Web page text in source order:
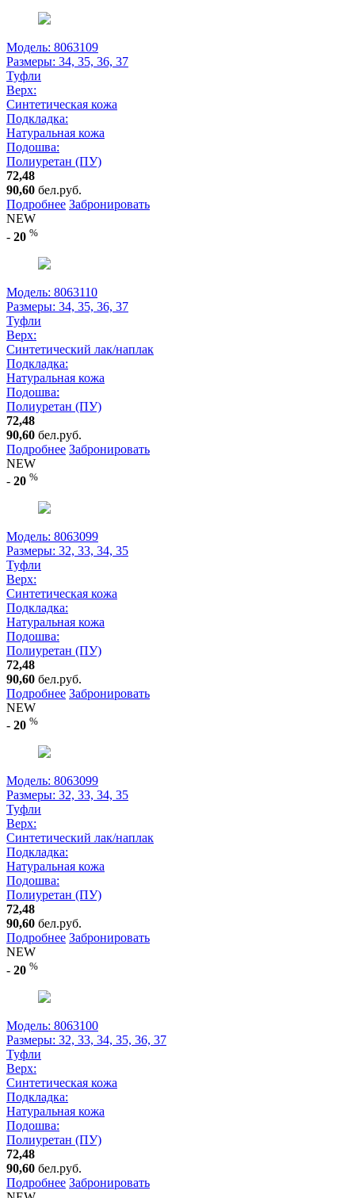
Модель: 8063109
Размеры: 34, 35, 36, 37
Туфли
Верх:
Синтетическая кожа
Подкладка:
Натуральная кожа
Подошва:
Полиуретан (ПУ)
72,48
90,60 бел.руб.
Подробнее Забронировать
NEW
- 20 %
Модель: 8063110
Размеры: 34, 35, 36, 37
Туфли
Верх:
Синтетический лак/наплак
Подкладка:
Натуральная кожа
Подошва:
Полиуретан (ПУ)
72,48
90,60 бел.руб.
Подробнее Забронировать
NEW
- 20 %
Модель: 8063099
Размеры: 32, 33, 34, 35
Туфли
Верх:
Синтетическая кожа
Подкладка:
Натуральная кожа
Подошва:
Полиуретан (ПУ)
72,48
90,60 бел.руб.
Подробнее Забронировать
NEW
- 20 %
Модель: 8063099
Размеры: 32, 33, 34, 35
Туфли
Верх:
Синтетический лак/наплак
Подкладка:
Натуральная кожа
Подошва:
Полиуретан (ПУ)
72,48
90,60 бел.руб.
Подробнее Забронировать
NEW
- 20 %
Модель: 8063100
Размеры: 32, 33, 34, 35, 36, 37
Туфли
Верх:
Синтетическая кожа
Подкладка:
Натуральная кожа
Подошва:
Полиуретан (ПУ)
72,48
90,60 бел.руб.
Подробнее Забронировать